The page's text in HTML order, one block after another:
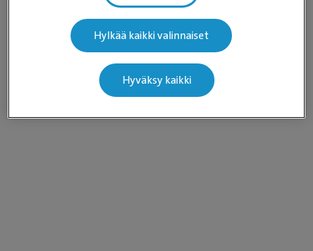
Hylkää kaikki valinnaiset
Hyväksy kaikki